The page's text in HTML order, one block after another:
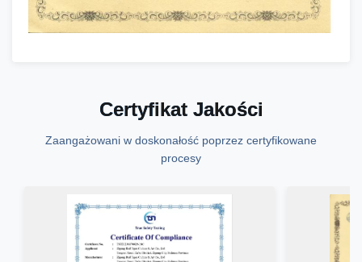
Certyfikat Jakości
Zaangażowani w doskonałość poprzez certyfikowane
procesy